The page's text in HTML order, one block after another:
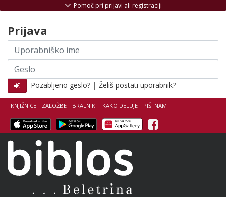
KNJIŽNICE ZALOŽBE BRALNIKI KAKO DELUJE PIŠI NAM
Facebook
Pomoč pri prijavi ali registraciji
Prijava
Uporabniško
ime
Geslo
Pozabljeno geslo? | Želiš postati uporabnik?